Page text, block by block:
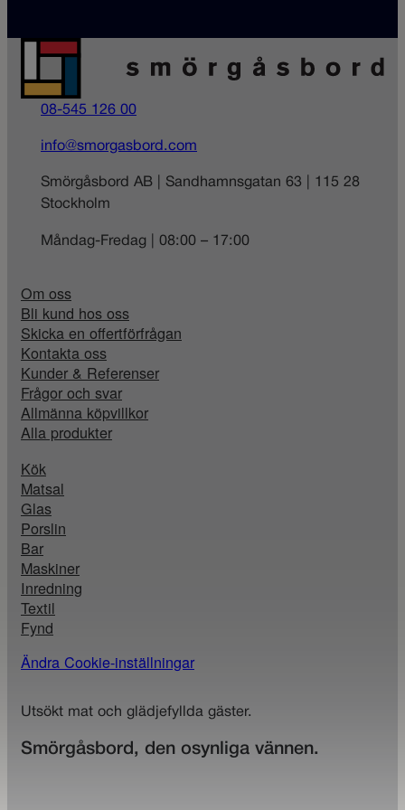
08-545 126 00
info@smorgasbord.com
Smörgåsbord AB | Sandhamnsgatan 63 | 115 28
Stockholm
Måndag-Fredag | 08:00 – 17:00
Om oss
Bli kund hos oss
Skicka en offertförfrågan
Kontakta oss
Kunder & Referenser
Frågor och svar
Allmänna köpvillkor
Alla produkter
Kök
Matsal
Glas
Porslin
Bar
Maskiner
Inredning
Textil
Fynd
Ändra Cookie-inställningar
Utsökt mat och glädjefyllda gäster.
Smörgåsbord, den osynliga vännen.